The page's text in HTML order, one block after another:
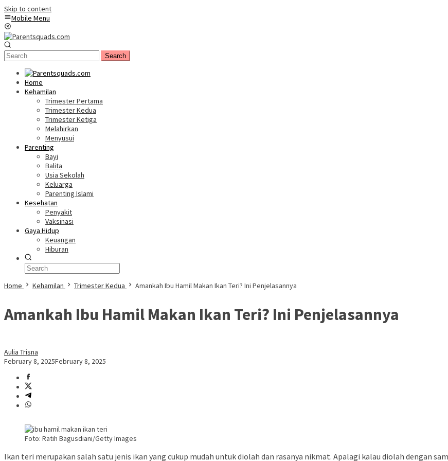
Skip to content
Mobile Menu
Search
Home
Kehamilan
Trimester Pertama
Trimester Kedua
Trimester Ketiga
Melahirkan
Menyusui
Parenting
Bayi
Balita
Usia Sekolah
Keluarga
Parenting Islami
Kesehatan
Penyakit
Vaksinasi
Gaya Hidup
Keuangan
Hiburan
Home Kehamilan Trimester Kedua Amankah Ibu Hamil Makan Ikan Teri? Ini Penjelasannya
Amankah Ibu Hamil Makan Ikan Teri? Ini Penjelasannya
Aulia Trisna
February 8, 2025February 8, 2025
Foto: Ratih Bagusdiani/Getty Images
Ikan teri merupakan salah satu jenis ikan yang cukup mudah untuk diolah dan rasanya nikmat. Apalagi kalau diolah dengan